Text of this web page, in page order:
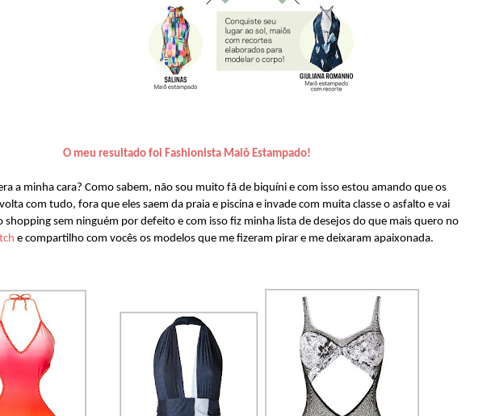
O meu resultado foi Fashionista Maiô Estampado!
a minha cara? Como sabem, não sou muito fã de biquíni e com isso estou amando que os
com tudo, fora que eles saem da praia e piscina e invade com muita classe o asfalto e vai
shopping sem ninguém por defeito e com isso fiz minha lista de desejos do que mais quero no
e compartilho com vocês os modelos que me fizeram pirar e me deixaram apaixonada.